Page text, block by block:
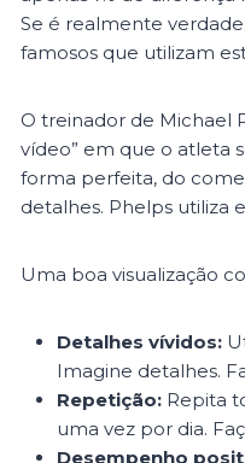
Se é realmente
famosos que utilizam
O treinador de Michael
vídeo” em que o atleta
forma perfeita, do
detalhes. Phelps utiliza
Uma boa visualização
Detalhes vívidos:
Imagine detalhes.
Repetição: Repita
uma vez por dia.
Desempenho